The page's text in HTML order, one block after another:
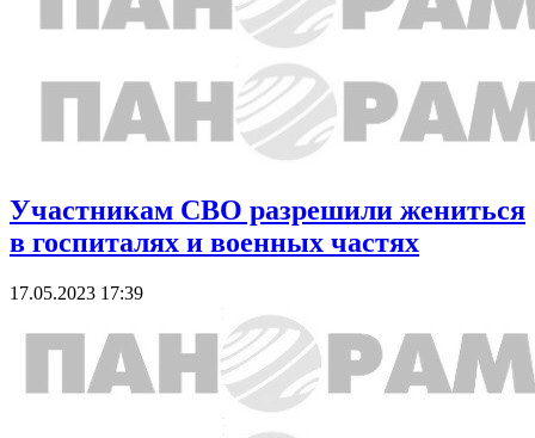
Участникам СВО разрешили жениться
в госпиталях и военных частях
17.05.2023 17:39